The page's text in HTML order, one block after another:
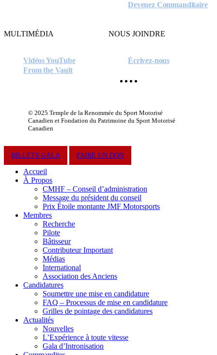
Devenez Commanditaire
MULTIMÉDIA
Vidéos YouTube
From the Vault
NOUS JOINDRE
Écrivez-nous
facebook
instagram
© 2025 Temple de la Renommée du Sport Motorisé
Canadien et Fondation du Patrimoine du Sport Motorisé
Canadien
Close
Menu
BILLETS GALA FAIRE UN DON
Accueil
À Propos
CMHF – Conseil d’administration
Message du président du conseil
Prix Étoile montante JMF Motorsports
Membres
Recherche
Pilote
Bâtisseur
Contributeur Important
Médias
International
Association des Anciens
Candidatures
Soumettre une mise en candidature
FAQ – Processus de mise en candidature
Grilles de pointage des candidatures
Actualités
Nouvelles
L’Expérience à toute vitesse
Gala d’Intronisation